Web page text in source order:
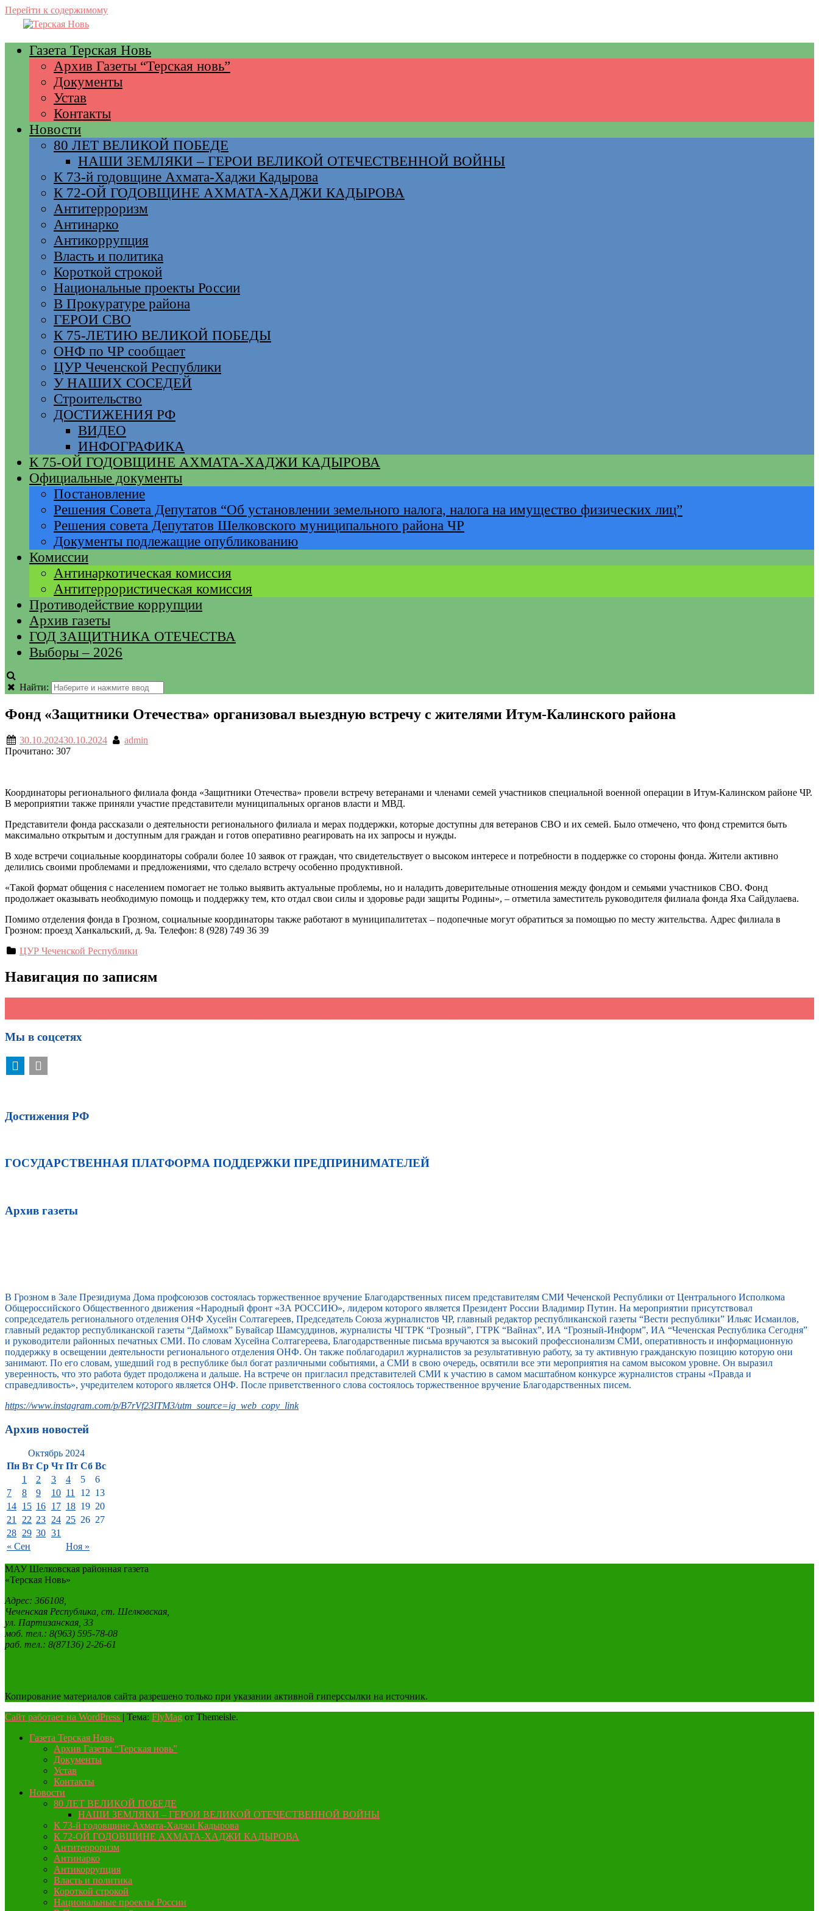
Перейти к содержимому
Газета Терская Новь
Архив Газеты “Терская новь”
Документы
Устав
Контакты
Новости
80 ЛЕТ ВЕЛИКОЙ ПОБЕДЕ
НАШИ ЗЕМЛЯКИ – ГЕРОИ ВЕЛИКОЙ ОТЕЧЕСТВЕННОЙ ВОЙНЫ
К 73-й годовщине Ахмата-Хаджи Кадырова
К 72-ОЙ ГОДОВЩИНЕ АХМАТА-ХАДЖИ КАДЫРОВА
Антитерроризм
Антинарко
Антикоррупция
Власть и политика
Короткой строкой
Национальные проекты России
В Прокуратуре района
ГЕРОИ СВО
К 75-ЛЕТИЮ ВЕЛИКОЙ ПОБЕДЫ
ОНФ по ЧР сообщает
ЦУР Чеченской Республики
У НАШИХ СОСЕДЕЙ
Строительство
ДОСТИЖЕНИЯ РФ
ВИДЕО
ИНФОГРАФИКА
К 75-ОЙ ГОДОВЩИНЕ АХМАТА-ХАДЖИ КАДЫРОВА
Официальные документы
Постановление
Решения Совета Депутатов “Об установлении земельного налога, налога на имущество физических лиц”
Решения совета Депутатов Шелковского муниципального района ЧР
Документы подлежащие опубликованию
Комиссии
Антинаркотическая комиссия
Антитеррористическая комиссия
Противодействие коррупции
Архив газеты
ГОД ЗАЩИТНИКА ОТЕЧЕСТВА
Выборы – 2026
Найти:
Фонд «Защитники Отечества» организовал выездную встречу с жителями Итум-Калинского района
30.10.202430.10.2024
admin
Прочитано: 307
Координаторы регионального филиала фонда «Защитники Отечества» провели встречу ветеранами и членами семей участников специальной военной операции в Итум-Калинском районе ЧР.
В мероприятии также приняли участие представители муниципальных органов власти и МВД.
Представители фонда рассказали о деятельности регионального филиала и мерах поддержки, которые доступны для ветеранов СВО и их семей. Было отмечено, что фонд стремится быть
максимально открытым и доступным для граждан и готов оперативно реагировать на их запросы и нужды.
В ходе встречи социальные координаторы собрали более 10 заявок от граждан, что свидетельствует о высоком интересе и потребности в поддержке со стороны фонда. Жители активно
делились своими проблемами и предложениями, что сделало встречу особенно продуктивной.
«Такой формат общения с населением помогает не только выявить актуальные проблемы, но и наладить доверительные отношения между фондом и семьями участников СВО. Фонд
продолжает оказывать необходимую помощь и поддержку тем, кто отдал свои силы и здоровье ради защиты Родины», – отметила заместитель руководителя филиала фонда Яха Сайдулаева.
Помимо отделения фонда в Грозном, социальные координаторы также работают в муниципалитетах – подопечные могут обратиться за помощью по месту жительства. Адрес филиала в
Грозном: проезд Ханкальский, д. 9а. Телефон: 8 (928) 749 36 39
ЦУР Чеченской Республики
Навигация по записям
Мы в соцсетях
Достижения РФ
ГОСУДАРСТВЕННАЯ ПЛАТФОРМА ПОДДЕРЖКИ ПРЕДПРИНИМАТЕЛЕЙ
Архив газеты
В Грозном в Зале Президиума Дома профсоюзов состоялась торжественное вручение Благодарственных писем представителям СМИ Чеченской Республики от Центрального Исполкома
Общероссийского Общественного движения «Народный фронт «ЗА РОССИЮ», лидером которого является Президент России Владимир Путин. На мероприятии присутствовал
сопредседатель регионального отделения ОНФ Хусейн Солтагереев, Председатель Союза журналистов ЧР, главный редактор республиканской газеты “Вести республики” Ильяс Исмаилов,
главный редактор республиканской газеты “Даймохк” Бувайсар Шамсуддинов, журналисты ЧГТРК “Грозный”, ГТРК “Вайнах”, ИА “Грозный-Информ”, ИА “Чеченская Республика Сегодня”
и руководители районных печатных СМИ. По словам Хусейна Солтагереева, Благодарственные письма вручаются за высокий профессионализм СМИ, оперативность и информационную
поддержку в освещении деятельности регионального отделения ОНФ. Он также поблагодарил журналистов за результативную работу, за ту активную гражданскую позицию которую они
занимают. По его словам, ушедший год в республике был богат различными событиями, а СМИ в свою очередь, освятили все эти мероприятия на самом высоком уровне. Он выразил
уверенность, что это работа будет продолжена и дальше. На встрече он пригласил представителей СМИ к участию в самом масштабном конкурсе журналистов страны «Правда и
справедливость», учредителем которого является ОНФ. После приветственного слова состоялось торжественное вручение Благодарственных писем.
https://www.instagram.com/p/B7rVf23ITM3/utm_source=ig_web_copy_link
Архив новостей
Октябрь 2024
Пн Вт Ср Чт Пт Сб Вс
« Сен Ноя »
1 2 3 4 5
6
7
8 9 10 11 12 13
14 15 16 17 18 19 20
21
22 23 24 25 26 27
28 29 30 31
МАУ Шелковская районная газета
«Терская Новь»
Адрес: 366108,
Чеченская Республика, ст. Шелковская,
ул. Партизанская, 33
моб. тел.: 8(963) 595-78-08
раб. тел.: 8(87136) 2-26-61
Копирование материалов сайта разрешено только при указании активной гиперссылки на источник.
Сайт работает на WordPress | Тема: FlyMag от Themeisle.
Газета Терская Новь
Архив Газеты “Терская новь”
Документы
Устав
Контакты
Новости
80 ЛЕТ ВЕЛИКОЙ ПОБЕДЕ
НАШИ ЗЕМЛЯКИ – ГЕРОИ ВЕЛИКОЙ ОТЕЧЕСТВЕННОЙ ВОЙНЫ
К 73-й годовщине Ахмата-Хаджи Кадырова
К 72-ОЙ ГОДОВЩИНЕ АХМАТА-ХАДЖИ КАДЫРОВА
Антитерроризм
Антинарко
Антикоррупция
Власть и политика
Короткой строкой
Национальные проекты России